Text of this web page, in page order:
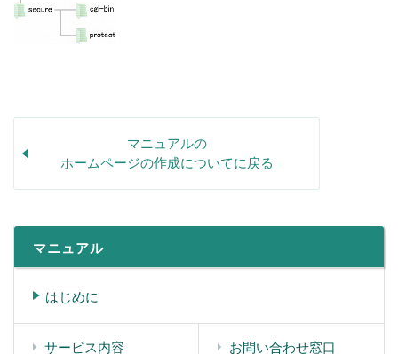
マニュアルの
ホームページの作成についてに戻る
マニュアル
はじめに
サービス内容 お問い合わせ窓口